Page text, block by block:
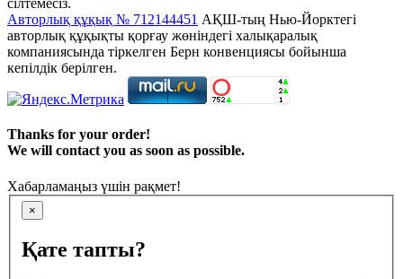
сілтемесіз.
Авторлық құқық № 712144451 АҚШ-тың Нью-Йорктегі
авторлық құқықты қорғау жөніндегі халықаралық
компаниясында тіркелген Берн конвенциясы бойынша
кепілдік берілген.
Thanks for your order!
We will contact you as soon as possible.
Хабарламаңыз үшін рақмет!
×
Қате тапты?